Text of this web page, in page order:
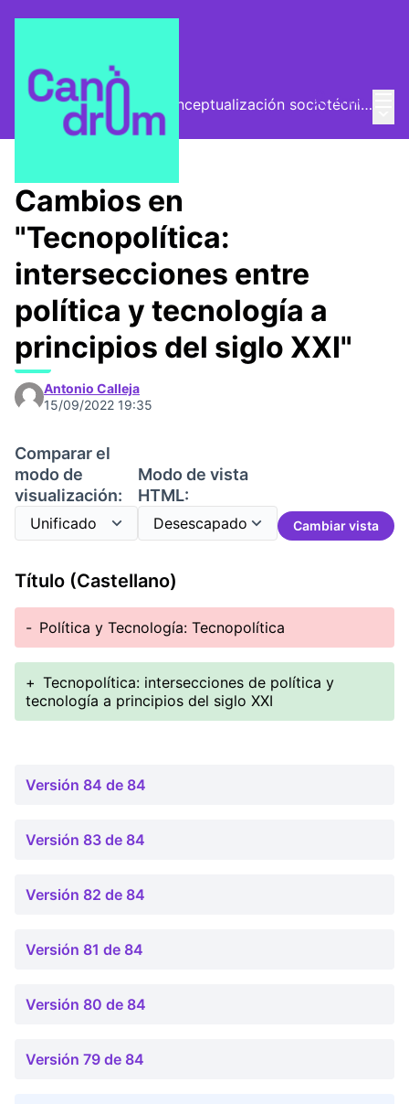
EntraEl Vector (vector de conceptualización sociotécnica)
Encuentros
Cambios en
"Tecnopolítica:
intersecciones entre
política y tecnología a
principios del siglo XXI"
Antonio Calleja
15/09/2022 19:35
Comparar el
modo de
visualización:
Modo de vista
HTML:
Cambiar vista
Título (Castellano)
- Política y Tecnología: Tecnopolítica
+ Tecnopolítica: intersecciones de política y
tecnología a principios del siglo XXI
Versión 84 de 84
Versión 83 de 84
Versión 82 de 84
Versión 81 de 84
Versión 80 de 84
Versión 79 de 84